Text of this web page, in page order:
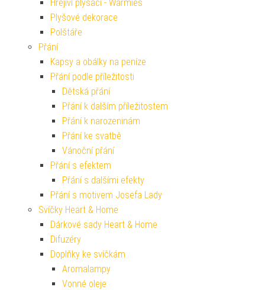
Hřejiví plyšáci - Warmies
Plyšové dekorace
Polštáře
Přání
Kapsy a obálky na peníze
Přání podle příležitosti
Dětská přání
Přání k dalším příležitostem
Přání k narozeninám
Přání ke svatbě
Vánoční přání
Přání s efektem
Přání s dalšími efekty
Přání s motivem Josefa Lady
Svíčky Heart & Home
Dárkové sady Heart & Home
Difuzéry
Doplňky ke svíčkám
Aromalampy
Vonné oleje